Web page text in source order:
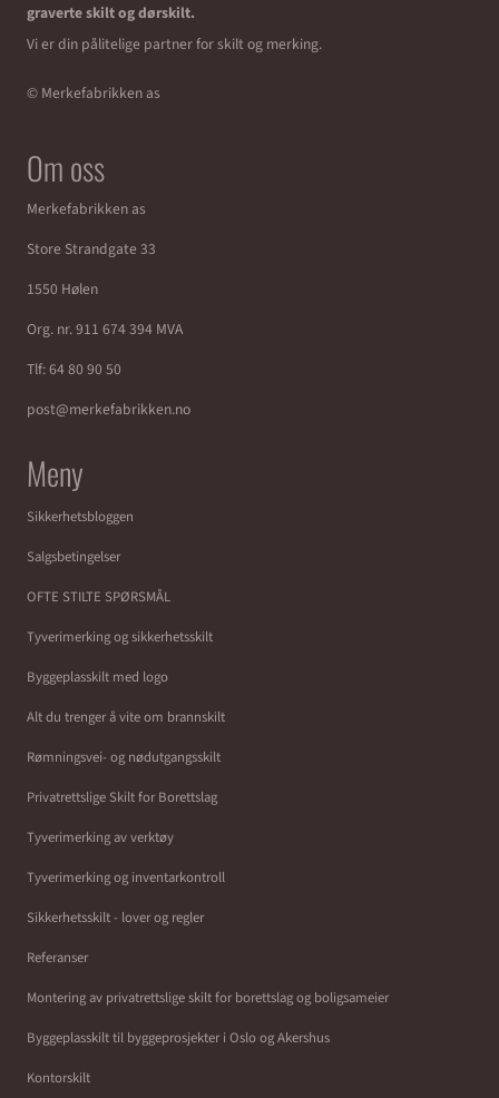
graverte skilt og dørskilt.
Vi er din pålitelige partner for skilt og merking.
© Merkefabrikken as
Om oss
Merkefabrikken as
Store Strandgate 33
1550 Hølen
Org. nr. 911 674 394 MVA
Tlf:64 80 90 50
post@merkefabrikken.no
Meny
Sikkerhetsbloggen
Salgsbetingelser
OFTE STILTE SPØRSMÅL
Tyverimerking og sikkerhetsskilt
Byggeplasskilt med logo
Alt du trenger å vite om brannskilt
Rømningsvei- og nødutgangsskilt
Privatrettslige Skilt for Borettslag
Tyverimerking av verktøy
Tyverimerking og inventarkontroll
Sikkerhetsskilt - lover og regler
Referanser
Montering av privatrettslige skilt for borettslag og boligsameier
Byggeplasskilt til byggeprosjekter i Oslo og Akershus
Kontorskilt